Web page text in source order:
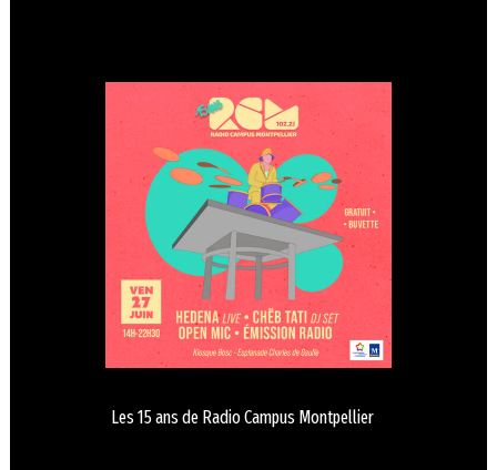
Les 15 ans de Radio Campus Montpellier